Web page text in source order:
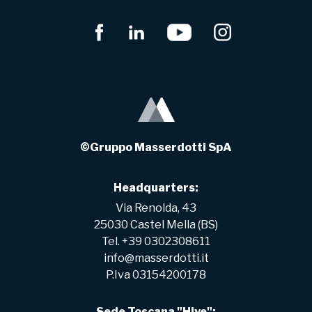
©Gruppo Masserdotti SpA
Headquarters:
Via Renolda, 43
25030 Castel Mella (BS)
Tel. +39 0302308611
info@masserdotti.it
P.Iva 03154200178